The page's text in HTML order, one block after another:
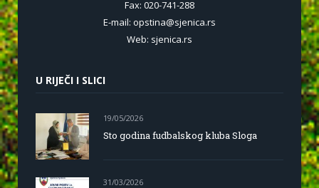
Fax: 020-741-288
E-mail: opstina@sjenica.rs
Web: sjenica.rs
U RIJEČI I SLICI
19/05/2026
Sto godina fudbalskog kluba Sloga
31/03/2026